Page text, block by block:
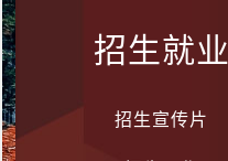
招生就业
招生宣传片